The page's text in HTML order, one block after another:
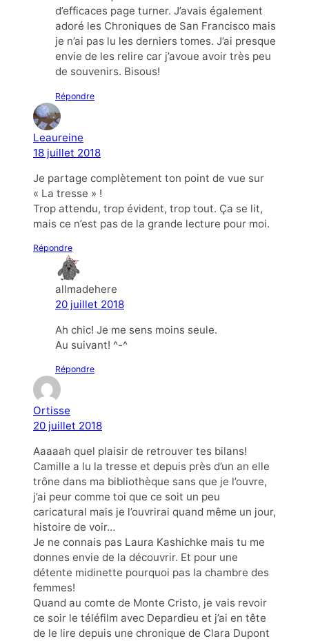
d’efficaces page turner. J’avais également
adoré les Chroniques de San Francisco mais
je n’ai pas lu les derniers tomes. J’ai presque
envie de les relire car j’avoue avoir très peu
de souvenirs. Bisous!
Répondre
Leaureine
18 juillet 2018
Je partage complètement ton point de vue sur
« La tresse » !
Trop attendu, trop évident, trop tout. Ça se lit,
mais ce n’est pas de la grande lecture pour moi.
Répondre
allmadehere
20 juillet 2018
Ah chic! Je me sens moins seule.
Au suivant! ^-^
Répondre
Ortisse
20 juillet 2018
Aaaaah quel plaisir de retrouver tes bilans!
Camille a lu la tresse et depuis près d’un an elle
trône dans ma bibliothèque sans que je l’ouvre,
j’ai peur comme toi que ce soit un peu
caricatural mais je l’ouvrirai quand même un jour,
histoire de voir…
Je ne connais pas Laura Kashichke mais tu me
donnes envie de la découvrir. Et pour une
détente midinette pourquoi pas la chambre des
femmes!
Quand au comte de Monte Cristo, je vais revoir
ce soir le téléfilm avec Depardieu et j’ai en tête
de le lire depuis une chronique de Clara Dupont